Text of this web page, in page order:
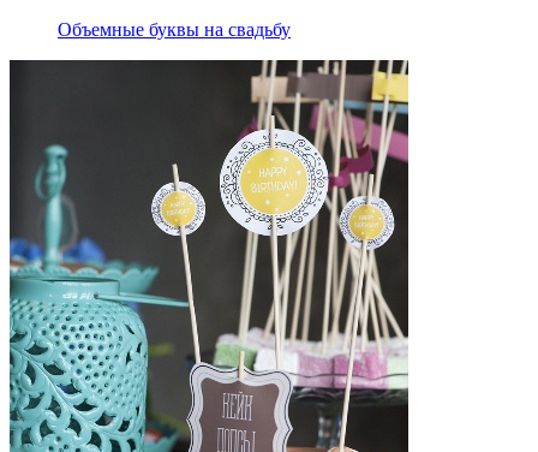
Объемные буквы на свадьбу